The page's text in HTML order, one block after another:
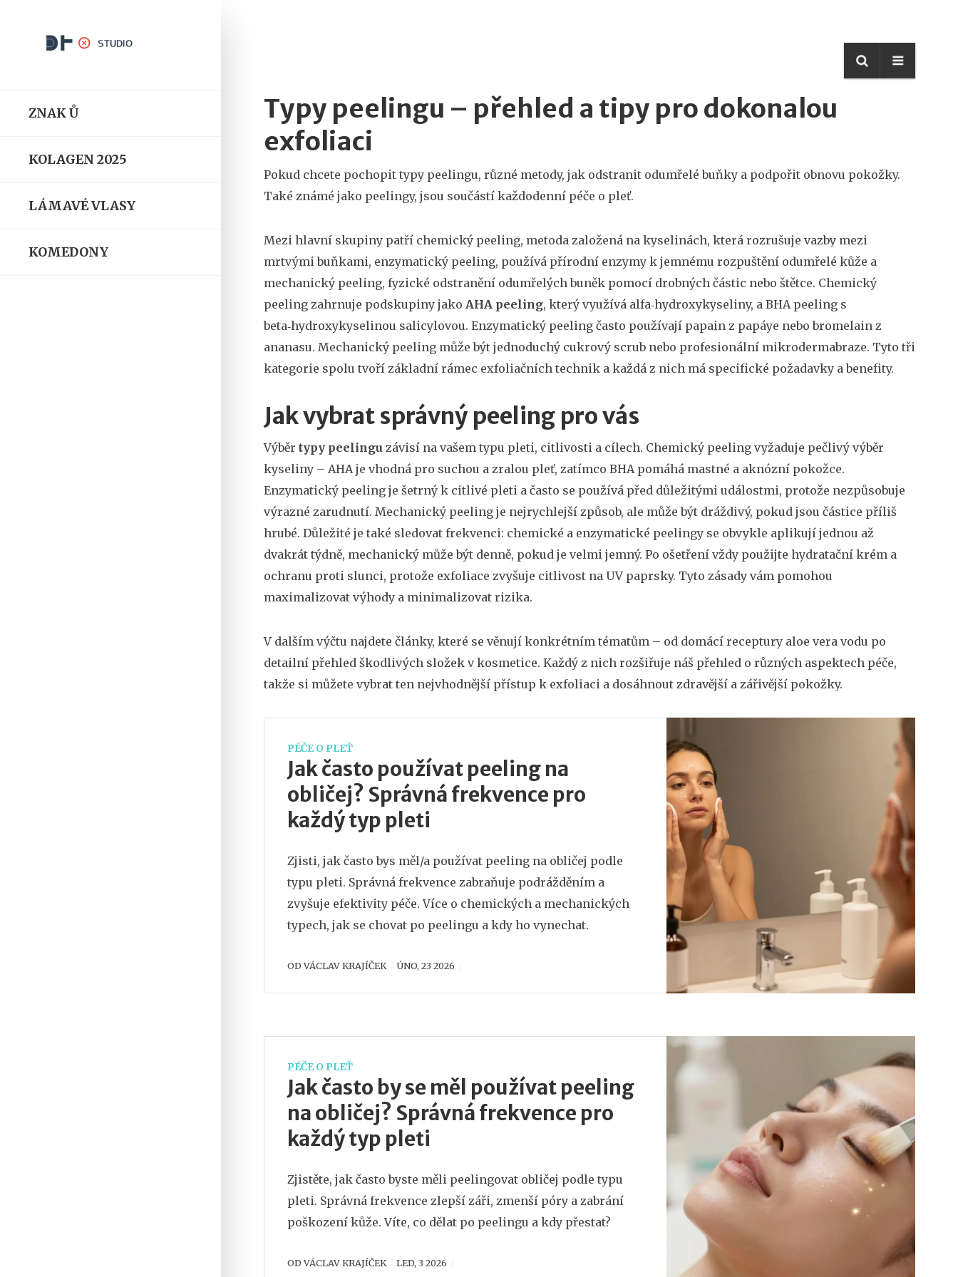
ZNAK Ů
KOLAGEN 2025
LÁMAVÉ VLASY
KOMEDONY
Typy peelingu – přehled a tipy pro dokonalou
exfoliaci
Pokud chcete pochopit typy peelingu, různé metody, jak odstranit odumřelé buňky a podpořit obnovu pokožky.
Také známé jako peelingy, jsou součástí každodenní péče o pleť.
Mezi hlavní skupiny patří chemický peeling, metoda založená na kyselinách, která rozrušuje vazby mezi
mrtvými buňkami, enzymatický peeling, používá přírodní enzymy k jemnému rozpuštění odumřelé kůže a
mechanický peeling, fyzické odstranění odumřelých buněk pomocí drobných částic nebo štětce. Chemický
peeling zahrnuje podskupiny jako AHA peeling, který využívá alfa‑hydroxykyseliny, a BHA peeling s
beta‑hydroxykyselinou salicylovou. Enzymatický peeling často používají papain z papáye nebo bromelain z
ananasu. Mechanický peeling může být jednoduchý cukrový scrub nebo profesionální mikrodermabraze. Tyto tři
kategorie spolu tvoří základní rámec exfoliačních technik a každá z nich má specifické požadavky a benefity.
Jak vybrat správný peeling pro vás
Výběr typy peelingu závisí na vašem typu pleti, citlivosti a cílech. Chemický peeling vyžaduje pečlivý výběr
kyseliny – AHA je vhodná pro suchou a zralou pleť, zatímco BHA pomáhá mastné a aknózní pokožce.
Enzymatický peeling je šetrný k citlivé pleti a často se používá před důležitými událostmi, protože nezpůsobuje
výrazné zarudnutí. Mechanický peeling je nejrychlejší způsob, ale může být dráždivý, pokud jsou částice příliš
hrubé. Důležité je také sledovat frekvenci: chemické a enzymatické peelingy se obvykle aplikují jednou až
dvakrát týdně, mechanický může být denně, pokud je velmi jemný. Po ošetření vždy použijte hydratační krém a
ochranu proti slunci, protože exfoliace zvyšuje citlivost na UV paprsky. Tyto zásady vám pomohou
maximalizovat výhody a minimalizovat rizika.
V dalším výčtu najdete články, které se věnují konkrétním tématům – od domácí receptury aloe vera vodu po
detailní přehled škodlivých složek v kosmetice. Každý z nich rozšiřuje náš přehled o různých aspektech péče,
takže si můžete vybrat ten nejvhodnější přístup k exfoliaci a dosáhnout zdravější a zářivější pokožky.
PÉČE O PLEŤ
Jak často používat peeling na
obličej? Správná frekvence pro
každý typ pleti
Zjisti, jak často bys měl/a používat peeling na obličej podle
typu pleti. Správná frekvence zabraňuje podrážděním a
zvyšuje efektivity péče. Více o chemických a mechanických
typech, jak se chovat po peelingu a kdy ho vynechat.
ODVÁCLAV KRAJÍČEK ÚNO, 23 2026
PÉČE O PLEŤ
Jak často by se měl používat peeling
na obličej? Správná frekvence pro
každý typ pleti
Zjistěte, jak často byste měli peelingovat obličej podle typu
pleti. Správná frekvence zlepší záři, zmenší póry a zabrání
poškození kůže. Víte, co dělat po peelingu a kdy přestat?
ODVÁCLAV KRAJÍČEK LED, 3 2026